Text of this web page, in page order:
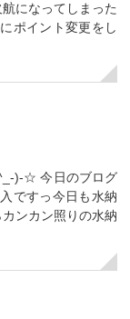
になってしまった
ポイント変更をし
)-☆ 今日のブログ
ですっ今日も水納
ンカン照りの水納